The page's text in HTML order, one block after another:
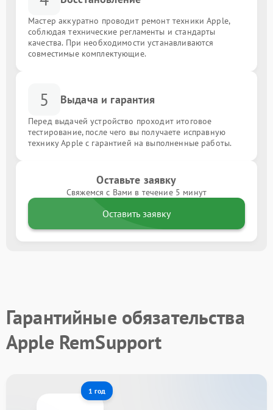
Мастер аккуратно проводит ремонт техники Apple,
соблюдая технические регламенты и стандарты
качества. При необходимости устанавливаются
совместимые комплектующие.
5 Выдача и гарантия
Перед выдачей устройство проходит итоговое
тестирование, после чего вы получаете исправную
технику Apple с гарантией на выполненные работы.
Оставьте заявку
Свяжемся с Вами в течение 5 минут
Оставить заявку
Гарантийные обязательства
Apple RemSupport
1 год